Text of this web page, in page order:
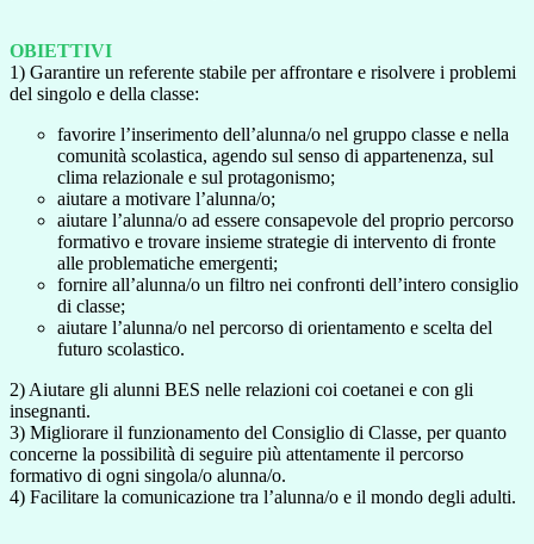
OBIETTIVI
1) Garantire un referente stabile per affrontare e risolvere i problemi
del singolo e della classe:
favorire l’inserimento dell’alunna/o nel gruppo classe e nella
comunità scolastica, agendo sul senso di appartenenza, sul
clima relazionale e sul protagonismo;
aiutare a motivare l’alunna/o;
aiutare l’alunna/o ad essere consapevole del proprio percorso
formativo e trovare insieme strategie di intervento di fronte
alle problematiche emergenti;
fornire all’alunna/o un filtro nei confronti dell’intero consiglio
di classe;
aiutare l’alunna/o nel percorso di orientamento e scelta del
futuro scolastico.
2) Aiutare gli alunni BES nelle relazioni coi coetanei e con gli
insegnanti.
3) Migliorare il funzionamento del Consiglio di Classe, per quanto
concerne la possibilità di seguire più attentamente il percorso
formativo di ogni singola/o alunna/o.
4) Facilitare la comunicazione tra l’alunna/o e il mondo degli adulti.